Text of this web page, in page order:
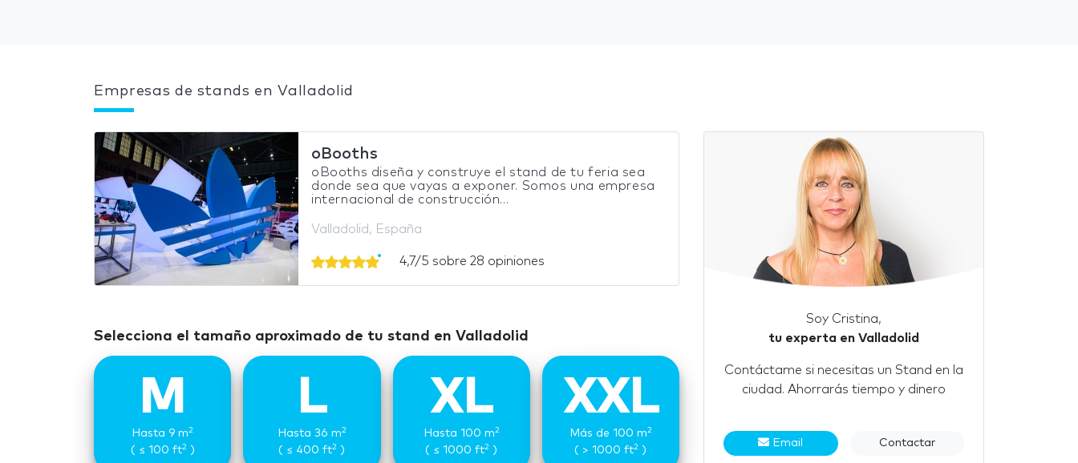
Empresas de stands en Valladolid
oBooths
oBooths diseña y construye el stand de tu feria sea
donde sea que vayas a exponer. Somos una empresa
internacional de construcción...
Valladolid, España
4,7/5 sobre 28 opiniones
Selecciona el tamaño aproximado de tu stand en Valladolid
M
Hasta 9 m2
( ≤ 100 ft2)
L
Hasta 36 m2
( ≤ 400 ft2 )
XL
Hasta 100 m2
( ≤ 1000 ft2 )
XXL
Más de 100 m2
( > 1000 ft2 )
Soy Cristina,
tu experta en Valladolid
Contáctame si necesitas un Stand en la
ciudad. Ahorrarás tiempo y dinero
Email Contactar